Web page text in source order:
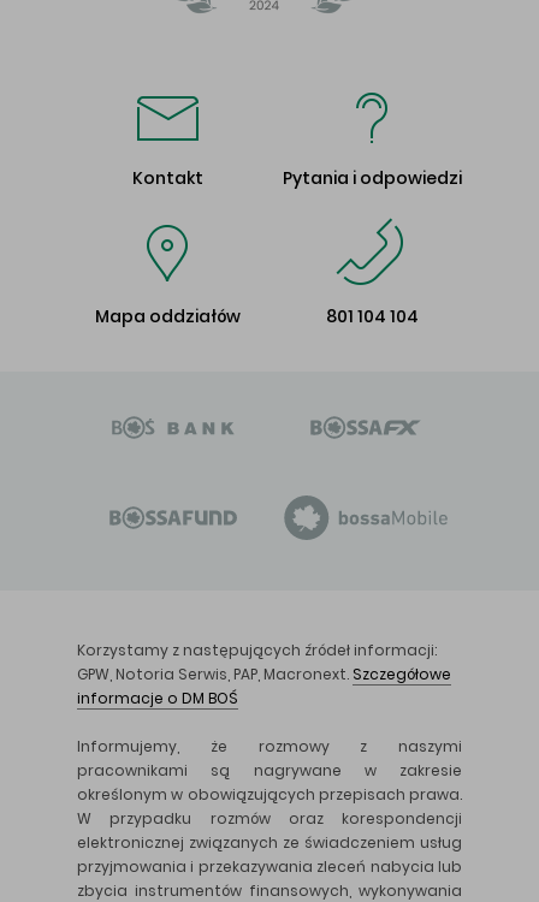
Kontakt Pytania i odpowiedzi
Mapa oddziałów 801 104 104
Korzystamy z następujących źródeł informacji:
GPW, Notoria Serwis, PAP, Macronext. Szczegółowe
informacje o DM BOŚ
Informujemy, że rozmowy z naszymi
pracownikami są nagrywane w zakresie
określonym w obowiązujących przepisach prawa.
W przypadku rozmów oraz korespondencji
elektronicznej związanych ze świadczeniem usług
przyjmowania i przekazywania zleceń nabycia lub
zbycia instrumentów finansowych, wykonywania